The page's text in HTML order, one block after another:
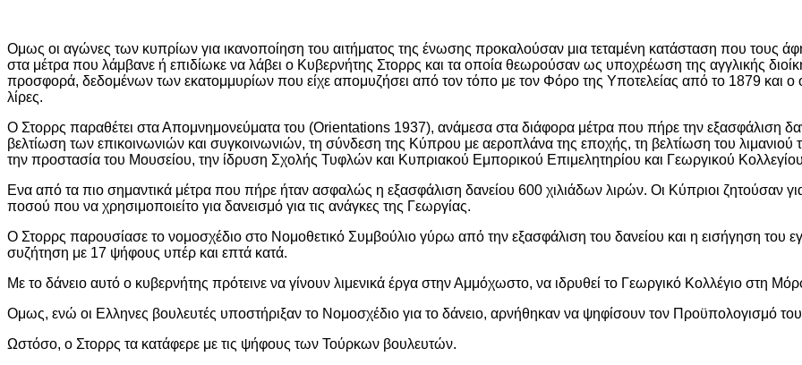
Ομως οι αγώνες των κυπρίων για ικανοποίηση του αιτήματος της ένωσης προκαλούσαν μια τεταμένη κατάσταση που τους
στα μέτρα που λάμβανε ή επιδίωκε να λάβει ο Κυβερνήτης Στορρς και τα οποία θεωρούσαν ως υποχρέωση της αγγλικής
προσφορά, δεδομένων των εκατομμυρίων που είχε απομυζήσει από τον τόπο με τον Φόρο της Υποτελείας από το 1879 και ο
λίρες.
Ο Στορρς παραθέτει στα Απομνημονεύματα του (Orientations 1937), ανάμεσα στα διάφορα μέτρα που πήρε την εξασφάλιση
βελτίωση των επικοινωνιών και συγκοινωνιών, τη σύνδεση της Κύπρου με αεροπλάνα της εποχής, τη βελτίωση του
την προστασία του Μουσείου, την ίδρυση Σχολής Τυφλών και Κυπριακού Εμπορικού Επιμελητηρίου και Γεωργικού
Ενα από τα πιο σημαντικά μέτρα που πήρε ήταν ασφαλώς η εξασφάλιση δανείου 600 χιλιάδων λιρών. Οι Κύπριοι ζητούσαν
ποσού που να χρησιμοποιείτο για δανεισμό για τις ανάγκες της Γεωργίας.
Ο Στορρς παρουσίασε το νομοσχέδιο στο Νομοθετικό Συμβούλιο γύρω από την εξασφάλιση του δανείου και η εισήγηση του
συζήτηση με 17 ψήφους υπέρ και επτά κατά.
Με το δάνειο αυτό ο κυβερνήτης πρότεινε να γίνουν λιμενικά έργα στην Αμμόχωστο, να ιδρυθεί το Γεωργικό Κολλέγιο στη
Ομως, ενώ οι Ελληνες βουλευτές υποστήριξαν το Νομοσχέδιο για το δάνειο, αρνήθηκαν να ψηφίσουν τον Προϋπολογισμό
Ωστόσο, ο Στορρς τα κατάφερε με τις ψήφους των Τούρκων βουλευτών.